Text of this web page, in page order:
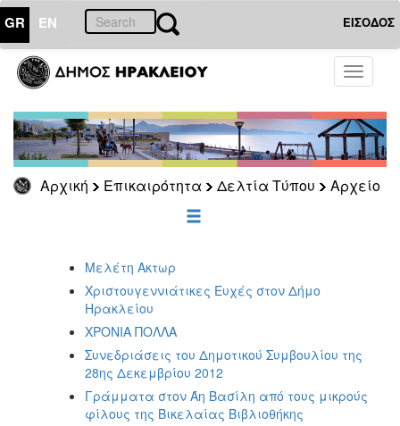
GR EN ΕΙΣΟΔΟΣ
Toggle
Αρχική Επικαιρότητα Δελτία Τύπου Αρχείο
ΕΠΙΚΑΙΡΟΤΗΤΑ
Τύπου
Αρχείο
2026
2025
2022
2021
2020
2019
2017
Μελέτη Ακτωρ
Χριστουγεννιάτικες Ευχές στον Δήμο
Ηρακλείου
ΧΡΟΝΙΑ ΠΟΛΛΑ
Συνεδριάσεις του Δημοτικού Συμβουλίου της
28ης Δεκεμβρίου 2012
Γράμματα στον Άη Βασίλη από τους μικρούς
φίλους της Βικελαίας Βιβλιοθήκης